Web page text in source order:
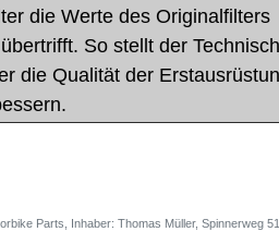
die Werte des Originalfilters
So stellt der
die Qualität der
Parts, Inhaber: Thomas Müller, Spinnerweg